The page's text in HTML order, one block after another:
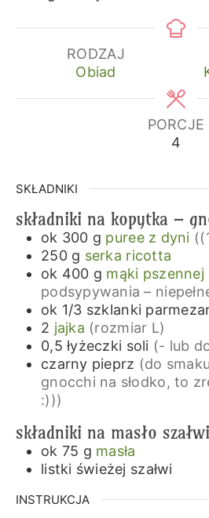
RODZAJ
Obiad
PORCJE
4
SKŁADNIKI
składniki na kopytka –
ok 300 g puree z dyni
250 g serka ricotta
ok 400 g mąki pszennej
podsypywania –
ok 1/3 szklanki
2 jajka (rozmiar L)
0,5 łyżeczki soli (- lub
czarny pieprz (do
gnocchi na słodko, to
:)))
składniki na masło
ok 75 g masła
listki świeżej szałwi
INSTRUKCJA